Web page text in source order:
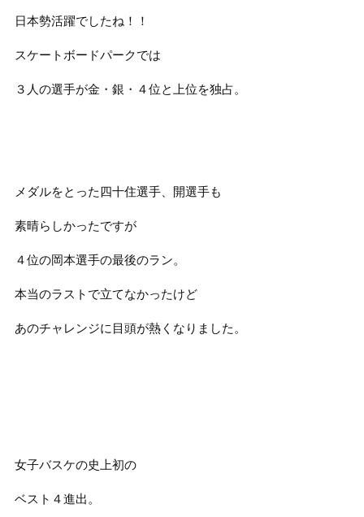
日本勢活躍でしたね！！
スケートボードパークでは
３人の選手が金・銀・４位と上位を独占。
メダルをとった四十住選手、開選手も
素晴らしかったですが
４位の岡本選手の最後のラン。
本当のラストで立てなかったけど
あのチャレンジに目頭が熱くなりました。
女子バスケの史上初の
ベスト４進出。